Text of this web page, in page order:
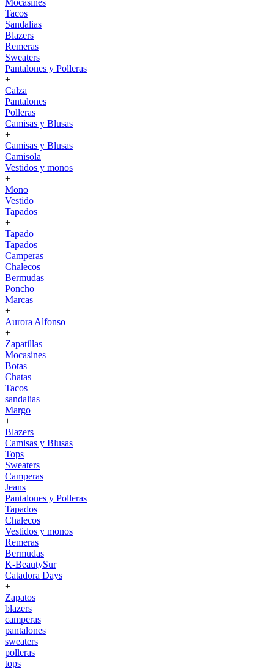
Mocasines
Tacos
Sandalias
Blazers
Remeras
Sweaters
Pantalones y Polleras
+
Calza
Pantalones
Polleras
Camisas y Blusas
+
Camisas y Blusas
Camisola
Vestidos y monos
+
Mono
Vestido
Tapados
+
Tapado
Tapados
Camperas
Chalecos
Bermudas
Poncho
Marcas
+
Aurora Alfonso
+
Zapatillas
Mocasines
Botas
Chatas
Tacos
sandalias
Margo
+
Blazers
Camisas y Blusas
Tops
Sweaters
Camperas
Jeans
Pantalones y Polleras
Tapados
Chalecos
Vestidos y monos
Remeras
Bermudas
K-BeautySur
Catadora Days
+
Zapatos
blazers
camperas
pantalones
sweaters
polleras
tops